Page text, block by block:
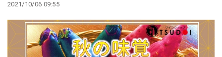
2021/10/06 09:55